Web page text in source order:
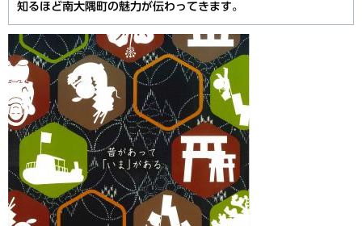
知るほど南大隅町の魅力が伝わってきます。